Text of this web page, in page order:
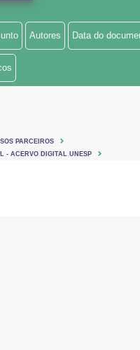
Autores Data do
PARCEIROS
- ACERVO DIGITAL UNESP